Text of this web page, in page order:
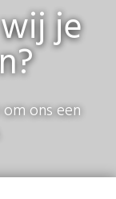
je
ons een